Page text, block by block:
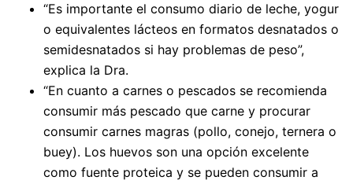
“Es importante el consumo diario de leche, yogur
o equivalentes lácteos en formatos desnatados o
semidesnatados si hay problemas de peso”,
explica la Dra.
“En cuanto a carnes o pescados se recomienda
consumir más pescado que carne y procurar
consumir carnes magras (pollo, conejo, ternera o
buey). Los huevos son una opción excelente
como fuente proteica y se pueden consumir a